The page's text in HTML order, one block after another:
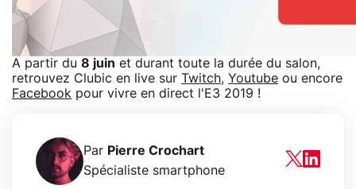
A partir du 8 juin et durant toute la durée du salon,
retrouvez Clubic en live sur Twitch, Youtube ou encore
Facebook pour vivre en direct l'E3 2019 !
Par Pierre Crochart
Spécialiste smartphone